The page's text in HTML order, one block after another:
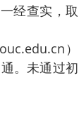
经查实，取
）
。未通过初